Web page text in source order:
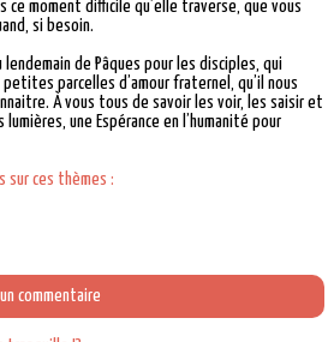
ce moment difficile qu’elle traverse, que vous
si besoin.
lendemain de Pâques pour les disciples, qui
parcelles d’amour fraternel, qu’il nous
À vous tous de savoir les voir, les saisir et
une Espérance en l’humanité pour
sur ces thèmes :
commentaire